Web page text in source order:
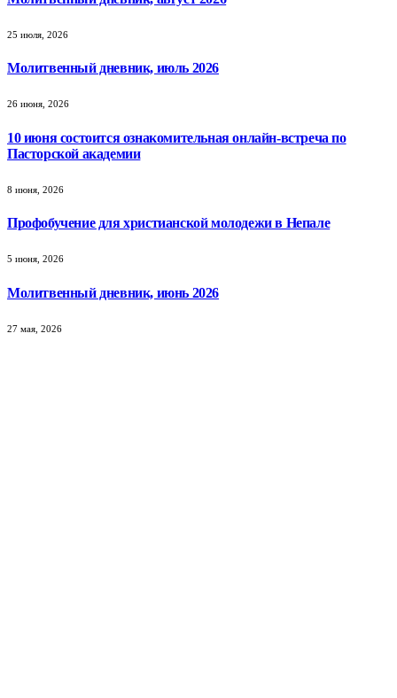
25 июля, 2026
Молитвенный дневник, июль 2026
26 июня, 2026
10 июня состоится ознакомительная онлайн-встреча по
Пасторской академии
8 июня, 2026
Профобучение для христианской молодежи в Непале
5 июня, 2026
Молитвенный дневник, июнь 2026
27 мая, 2026